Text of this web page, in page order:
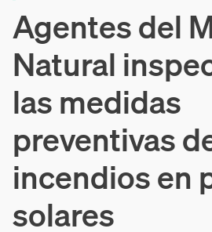
Agentes del
Natural
las medidas
preventivas
incendios en
solares